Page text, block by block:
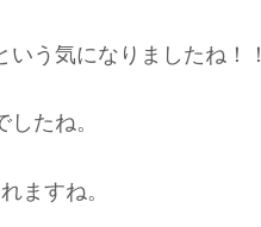
う気になりましたね！！
たね。
ますね。